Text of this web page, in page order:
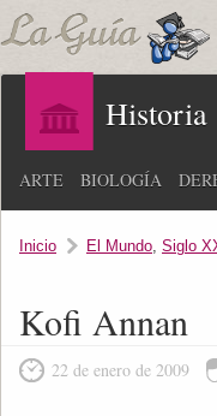
Historia
ARTE BIOLOGÍA
Inicio El Mundo, Siglo
Kofi Annan
22 de enero de 2009